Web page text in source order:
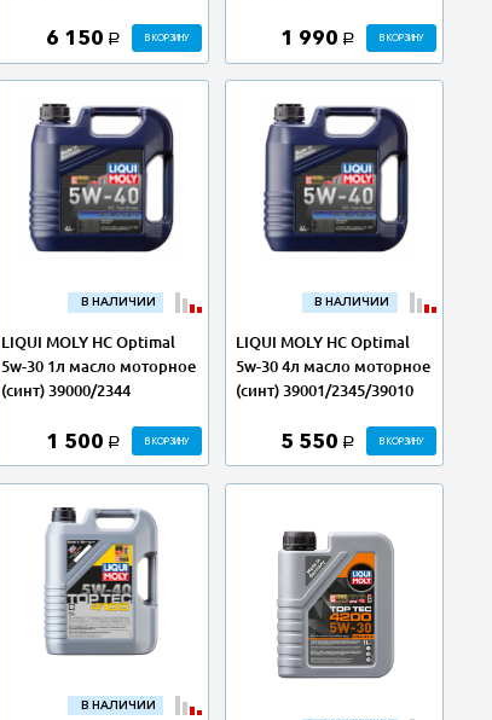
6 150 a В КОРЗИНУ 1 990 a В КОРЗИНУ
В НАЛИЧИИ
LIQUI MOLY НС Optimal
5w-30 1л масло моторное
(синт) 39000/2344
1 500 a В КОРЗИНУ
В НАЛИЧИИ
LIQUI MOLY НС Optimal
5w-30 4л масло моторное
(синт) 39001/2345/39010
5 550 a В КОРЗИНУ
В НАЛИЧИИ